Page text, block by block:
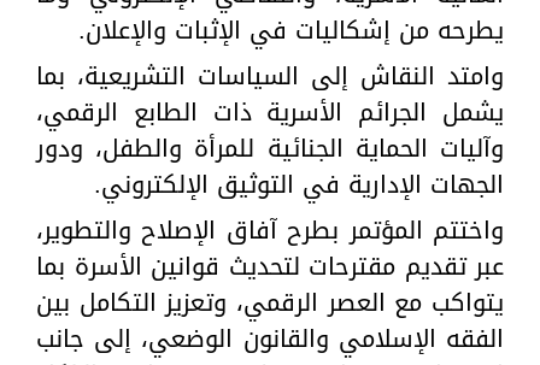
يطرحه من إشكاليات في الإثبات والإعلان.
وامتد النقاش إلى السياسات التشريعية، بما
يشمل الجرائم الأسرية ذات الطابع الرقمي،
وآليات الحماية الجنائية للمرأة والطفل، ودور
الجهات الإدارية في التوثيق الإلكتروني.
واختتم المؤتمر بطرح آفاق الإصلاح والتطوير،
عبر تقديم مقترحات لتحديث قوانين الأسرة بما
يتواكب مع العصر الرقمي، وتعزيز التكامل بين
الفقه الإسلامي والقانون الوضعي، إلى جانب